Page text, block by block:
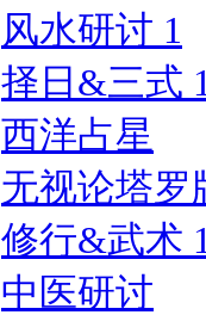
风水研讨 1
择日&三式 1
西洋占星
无视论塔罗
修行&武术 1
中医研讨